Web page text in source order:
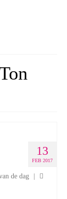
13
FEB 2017
de dag
|